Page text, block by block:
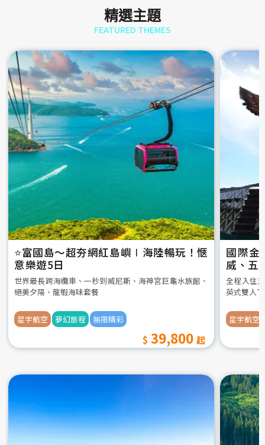
精選主題
FEATURED THEMES
⭐️富國島～超夯網紅島嶼∣海陸暢玩！愜
意樂遊5日
世界最長跨海纜車、一秒到威尼斯、海神宮巨龜水族館、
絕美夕陽、龍蝦海味套餐
星宇航空 夢幻旅程 無限精彩
39,800
國際金
威、五
全程入住
英式雙人
星宇航空